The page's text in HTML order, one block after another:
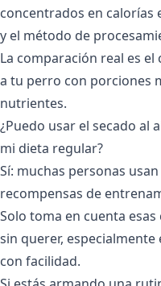
concentrados en calorías
y el método de
La comparación real es
a tu perro con porciones
nutrientes.
¿Puedo usar el secado al
mi dieta regular?
Sí: muchas personas
recompensas de
Solo toma en cuenta
sin querer,
con facilidad.